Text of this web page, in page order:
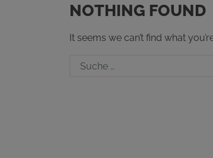
NOTHING FOUND
It seems we can’t find what